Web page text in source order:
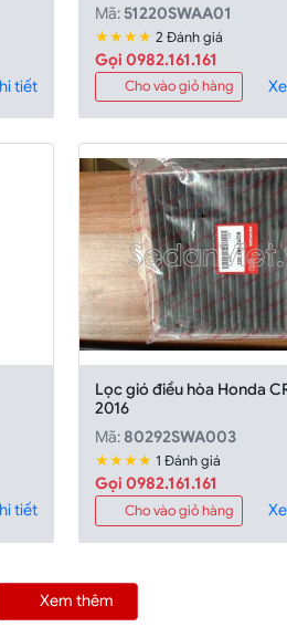
tiết
Mã: 51220SWAA01
★★★★ 2 Đánh giá
Gọi 0982.161.161
Cho vào giỏ hàng
tiết
Lọc gió điều hòa Honda
2016
Mã: 80292SWA003
★★★★ 1 Đánh giá
Gọi 0982.161.161
Cho vào giỏ hàng
Xem thêm